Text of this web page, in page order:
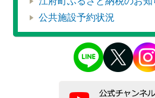
公共施設予約状況